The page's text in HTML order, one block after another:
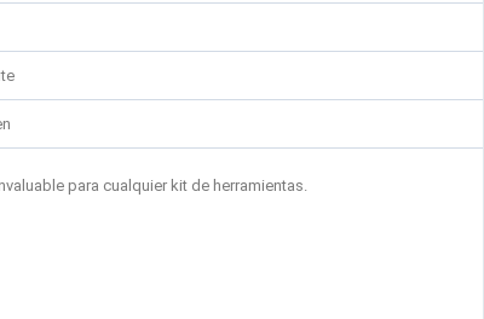
para cualquier kit de herramientas.